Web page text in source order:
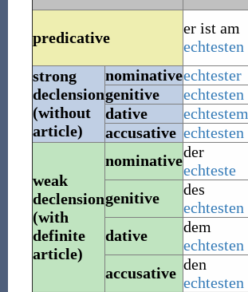
predicative
er ist am
echtesten
strong
declension
(without
article)
nominativeechtester
genitive
echtesten
dative
echtestem
accusative echtesten
weak
declension
(with
definite
article)
nominativeder
echteste
genitive
des
echtesten
dative
dem
echtesten
accusative den
echtesten